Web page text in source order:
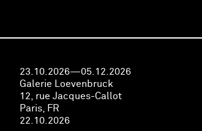
23.10.2026—05.12.2026
Galerie Loevenbruck
12, rue Jacques-Callot
Paris, FR
22.10.2026